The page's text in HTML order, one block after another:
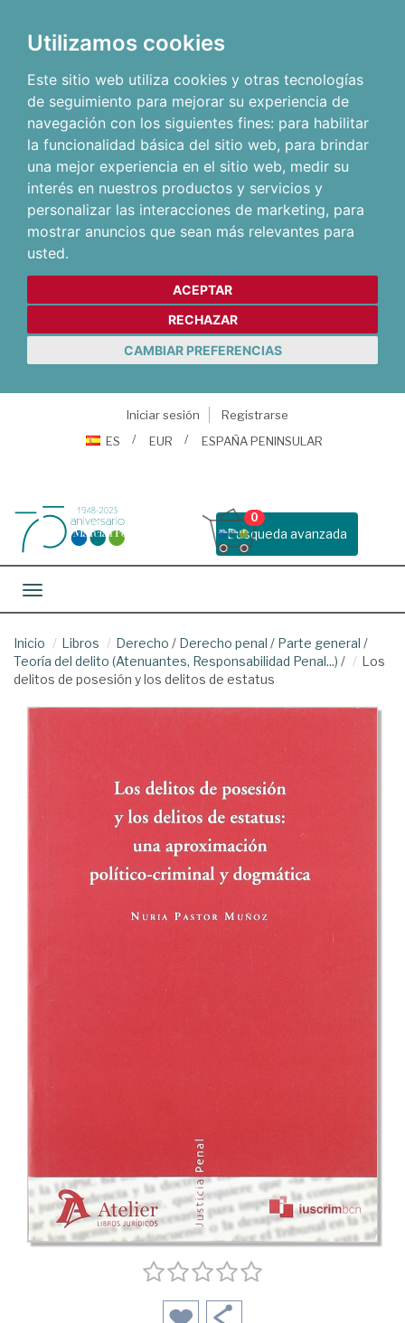
Utilizamos cookies
Este sitio web utiliza cookies y otras tecnologías
de seguimiento para mejorar su experiencia de
navegación con los siguientes fines: para habilitar
la funcionalidad básica del sitio web, para brindar
una mejor experiencia en el sitio web, medir su
interés en nuestros productos y servicios y
personalizar las interacciones de marketing, para
mostrar anuncios que sean más relevantes para
usted.
ACEPTAR
RECHAZAR
CAMBIAR PREFERENCIAS
Iniciar sesión
Registrarse
ES
EUR ESPAÑA PENINSULAR
Busqueda avanzada
0
Toggle navigation
Inicio Libros Derecho / Derecho penal / Parte general /
Teoría del delito (Atenuantes, Responsabilidad Penal...) /
Los
delitos de posesión y los delitos de estatus